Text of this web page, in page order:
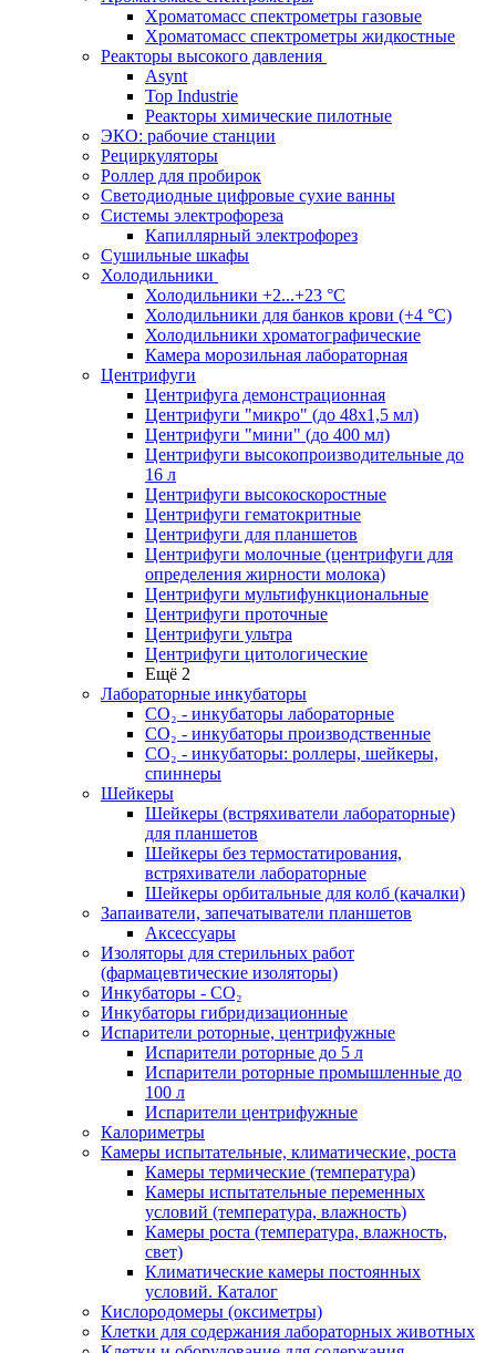
Хроматомасс спектрометры газовые
Хроматомасс спектрометры жидкостные
Реакторы высокого давления
Asynt
Top Industrie
Реакторы химические пилотные
ЭКО: рабочие станции
Рециркуляторы
Роллер для пробирок
Светодиодные цифровые сухие ванны
Системы электрофореза
Капиллярный электрофорез
Сушильные шкафы
Холодильники
Холодильники +2...+23 °С
Холодильники для банков крови (+4 °С)
Холодильники хроматографические
Камера морозильная лабораторная
Центрифуги
Центрифуга демонстрационная
Центрифуги "микро" (до 48x1,5 мл)
Центрифуги "мини" (до 400 мл)
Центрифуги высокопроизводительные до
16 л
Центрифуги высокоскоростные
Центрифуги гематокритные
Центрифуги для планшетов
Центрифуги молочные (центрифуги для
определения жирности молока)
Центрифуги мультифункциональные
Центрифуги проточные
Центрифуги ультра
Центрифуги цитологические
Ещё 2
Лабораторные инкубаторы
СО₂ - инкубаторы лабораторные
СО₂ - инкубаторы производственные
СО₂ - инкубаторы: роллеры, шейкеры,
спиннеры
Шейкеры
Шейкеры (встряхиватели лабораторные)
для планшетов
Шейкеры без термостатирования,
встряхиватели лабораторные
Шейкеры орбитальные для колб (качалки)
Запаиватели, запечатыватели планшетов
Аксессуары
Изоляторы для стерильных работ
(фармацевтические изоляторы)
Инкубаторы - CO₂
Инкубаторы гибридизационные
Испарители роторные, центрифужные
Испарители роторные до 5 л
Испарители роторные промышленные до
100 л
Испарители центрифужные
Калориметры
Камеры испытательные, климатические, роста
Камеры термические (температура)
Камеры испытательные переменных
условий (температура, влажность)
Камеры роста (температура, влажность,
свет)
Климатические камеры постоянных
условий. Каталог
Кислородомеры (оксиметры)
Клетки для содержания лабораторных животных